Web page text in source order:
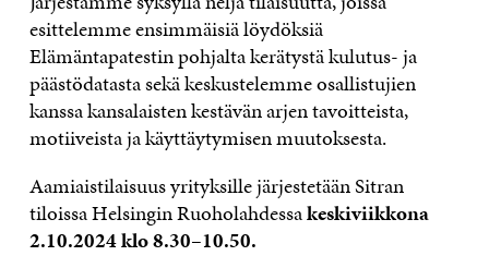
esittelemme ensimmäisiä löydöksiä
Elämäntapatestin pohjalta kerätystä kulutus- ja
päästödatasta sekä keskustelemme osallistujien
kanssa kansalaisten kestävän arjen tavoitteista,
motiiveista ja käyttäytymisen muutoksesta.
Aamiaistilaisuus yrityksille järjestetään Sitran
tiloissa Helsingin Ruoholahdessakeskiviikkona
2.10.2024 klo 8.30–10.50.